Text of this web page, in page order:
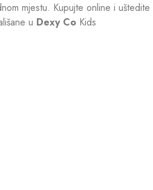
mjestu. Kupujte online i
u Dexy CoKids